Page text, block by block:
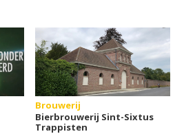
Brouwerij
Bierbrouwerij Sint-Sixtus
Trappisten